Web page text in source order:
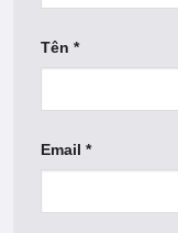
Tên *
Email *